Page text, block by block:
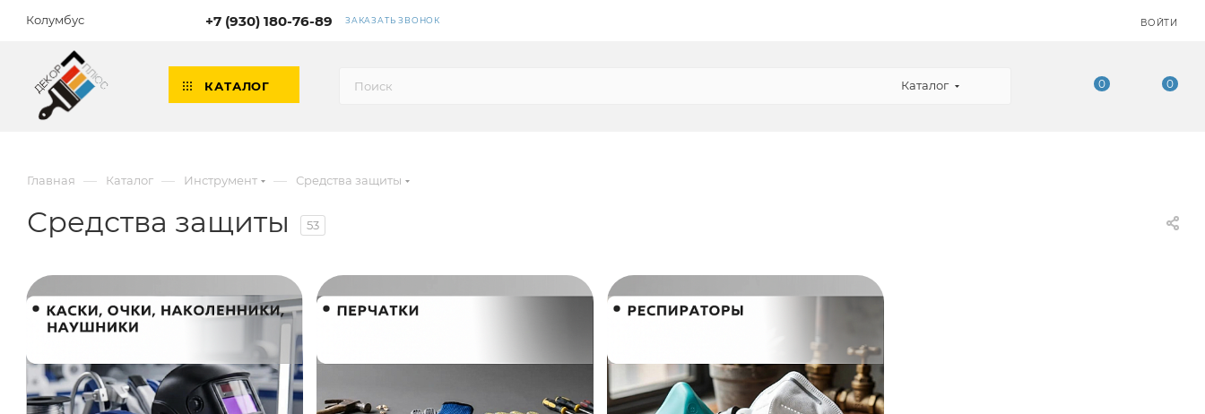
Колумбус +7 (930) 180-76-89 ЗАКАЗАТЬ ЗВОНОК ВОЙТИ
КАТАЛОГ Каталог 0 0
Главная — Каталог — Инструмент — Средства защиты
Средства защиты 53